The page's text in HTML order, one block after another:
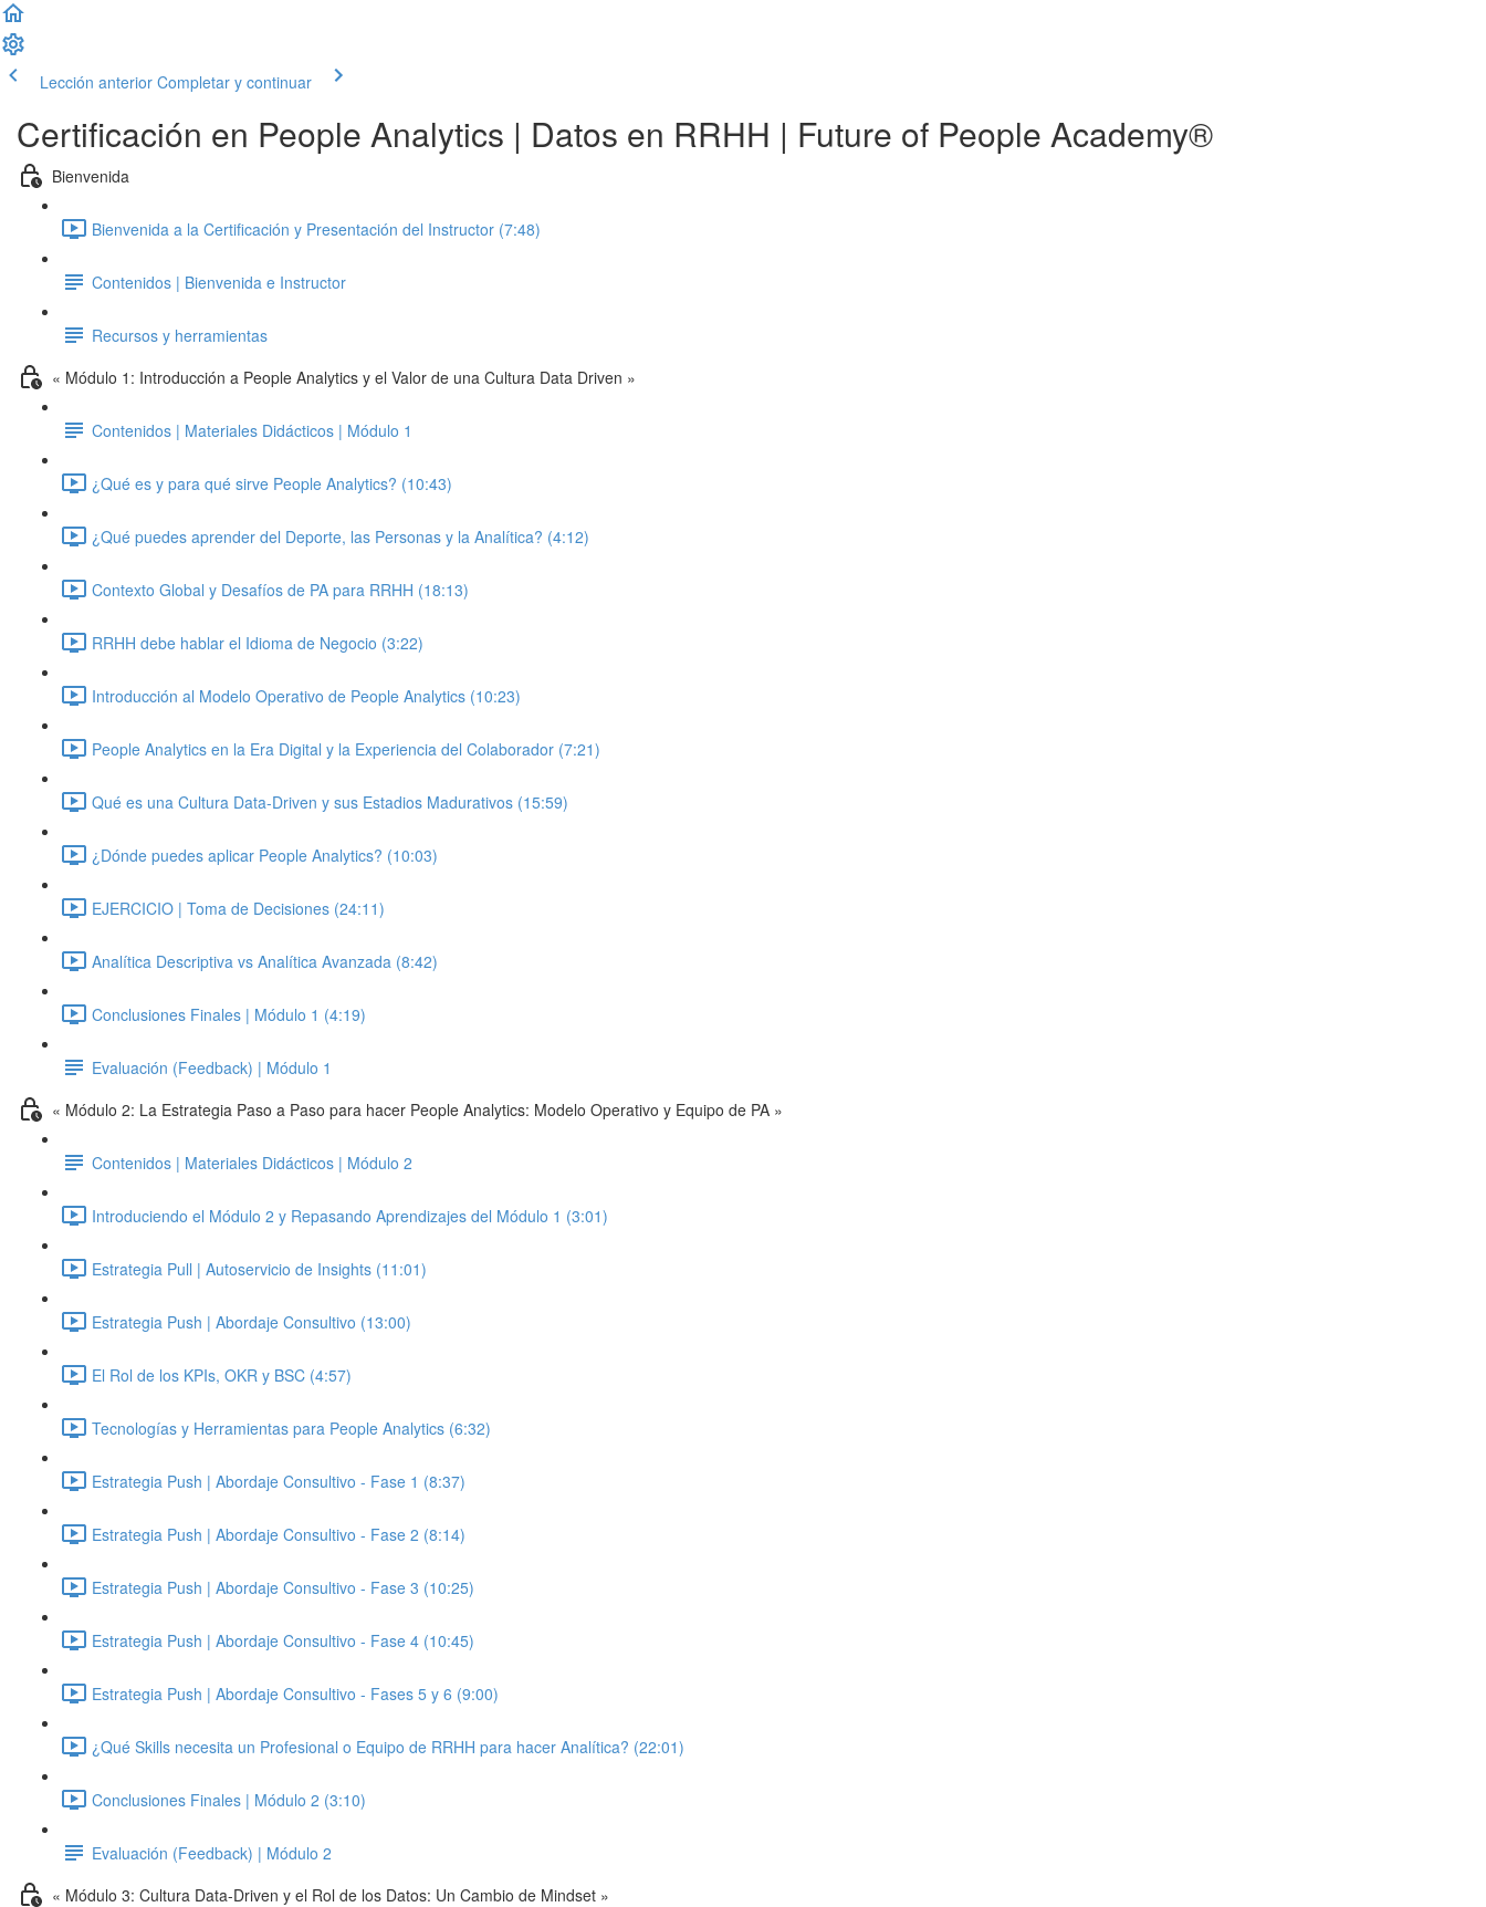
Lección anterior Completar y continuar
Certificación en People Analytics | Datos en RRHH | Future of People Academy®
Bienvenida
Bienvenida a la Certificación y Presentación del Instructor (7:48)
Contenidos | Bienvenida e Instructor
Recursos y herramientas
« Módulo 1: Introducción a People Analytics y el Valor de una Cultura Data Driven »
Contenidos | Materiales Didácticos | Módulo 1
¿Qué es y para qué sirve People Analytics? (10:43)
¿Qué puedes aprender del Deporte, las Personas y la Analítica? (4:12)
Contexto Global y Desafíos de PA para RRHH (18:13)
RRHH debe hablar el Idioma de Negocio (3:22)
Introducción al Modelo Operativo de People Analytics (10:23)
People Analytics en la Era Digital y la Experiencia del Colaborador (7:21)
Qué es una Cultura Data-Driven y sus Estadios Madurativos (15:59)
¿Dónde puedes aplicar People Analytics? (10:03)
EJERCICIO | Toma de Decisiones (24:11)
Analítica Descriptiva vs Analítica Avanzada (8:42)
Conclusiones Finales | Módulo 1 (4:19)
Evaluación (Feedback) | Módulo 1
« Módulo 2: La Estrategia Paso a Paso para hacer People Analytics: Modelo Operativo y Equipo de PA »
Contenidos | Materiales Didácticos | Módulo 2
Introduciendo el Módulo 2 y Repasando Aprendizajes del Módulo 1 (3:01)
Estrategia Pull | Autoservicio de Insights (11:01)
Estrategia Push | Abordaje Consultivo (13:00)
El Rol de los KPIs, OKR y BSC (4:57)
Tecnologías y Herramientas para People Analytics (6:32)
Estrategia Push | Abordaje Consultivo - Fase 1 (8:37)
Estrategia Push | Abordaje Consultivo - Fase 2 (8:14)
Estrategia Push | Abordaje Consultivo - Fase 3 (10:25)
Estrategia Push | Abordaje Consultivo - Fase 4 (10:45)
Estrategia Push | Abordaje Consultivo - Fases 5 y 6 (9:00)
¿Qué Skills necesita un Profesional o Equipo de RRHH para hacer Analítica? (22:01)
Conclusiones Finales | Módulo 2 (3:10)
Evaluación (Feedback) | Módulo 2
« Módulo 3: Cultura Data-Driven y el Rol de los Datos: Un Cambio de Mindset »